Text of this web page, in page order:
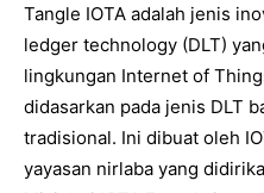
Tangle IOTA adalah jenis
ledger technology (DLT)
lingkungan Internet of
didasarkan pada jenis DLT
tradisional. Ini dibuat oleh
yayasan nirlaba yang